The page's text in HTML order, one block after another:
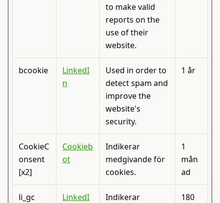
to make valid
reports on the
use of their
website.
bcookie
LinkedI
n
Used in order to
detect spam and
improve the
website's
security.
1 år
CookieC
onsent
[x2]
Cookieb
ot
Indikerar
medgivande för
cookies.
1
mån
ad
li_gc
LinkedI
Indikerar
180